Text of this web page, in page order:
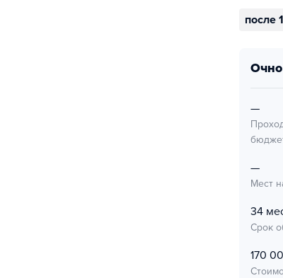
после
очно
—
—
Мест
34
Срок
170